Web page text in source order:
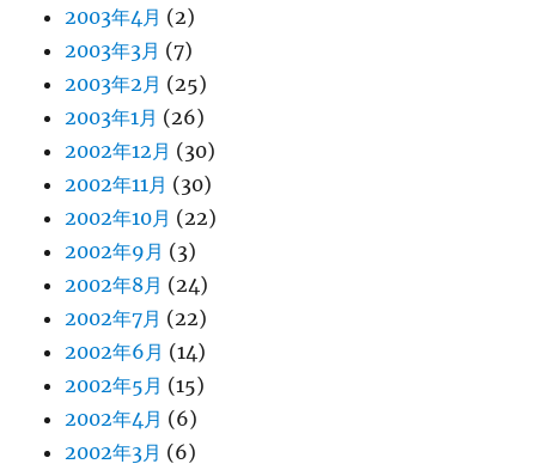
2003年4月 (2)
2003年3月 (7)
2003年2月 (25)
2003年1月 (26)
2002年12月 (30)
2002年11月 (30)
2002年10月 (22)
2002年9月 (3)
2002年8月 (24)
2002年7月 (22)
2002年6月 (14)
2002年5月 (15)
2002年4月 (6)
2002年3月 (6)